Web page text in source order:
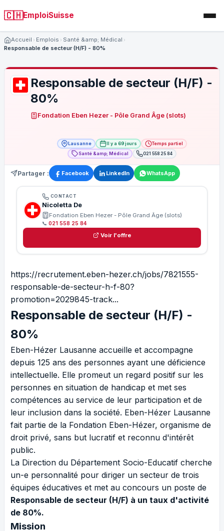
🇨🇭EmploiSuisse
Accueil Emplois
Santé &amp; Médical
Responsable de secteur (H/F) - 80%
Responsable de secteur (H/F) -
80%
Fondation Eben Hezer - Pôle Grand Âge (slots)
Lausanne Il y a 69 jours
Temps partiel
Santé &amp; Médical
021 558 25 84
Partager : Facebook LinkedIn WhatsApp
CONTACT
Nicoletta De
Fondation Eben Hezer - Pôle Grand Âge (slots)
📞 021 558 25 84
Voir l'offre
https://recrutement.eben-hezer.ch/jobs/7821555-
responsable-de-secteur-h-f-80?
promotion=2029845-track...
Responsable de secteur (H/F) -
80%
Eben-Hézer Lausanne accueille et accompagne
depuis 125 ans des personnes ayant une déficience
intellectuelle. Elle promeut un regard positif sur les
personnes en situation de handicap et met ses
compétences au service de leur participation et de
leur inclusion dans la société. Eben-Hézer Lausanne
fait partie de la Fondation Eben-Hézer, organisme de
droit privé, sans but lucratif et reconnu d'intérêt
public.
La Direction du Département Socio-Educatif cherche
un-e personnalité pour diriger un secteur de trois
équipes éducatives et met au concours un poste de
Responsable de secteur (H/F) à un taux d'activité
de 80%.
Mission